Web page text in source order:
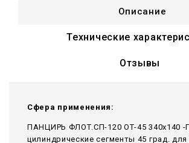
Описание
Технические
Отзывы
Сфера применения:
ПАНЦИРЬ ФЛОТ.СП-120 ОТ-45 340x140 -
цилиндрические сегменты 45 град. для